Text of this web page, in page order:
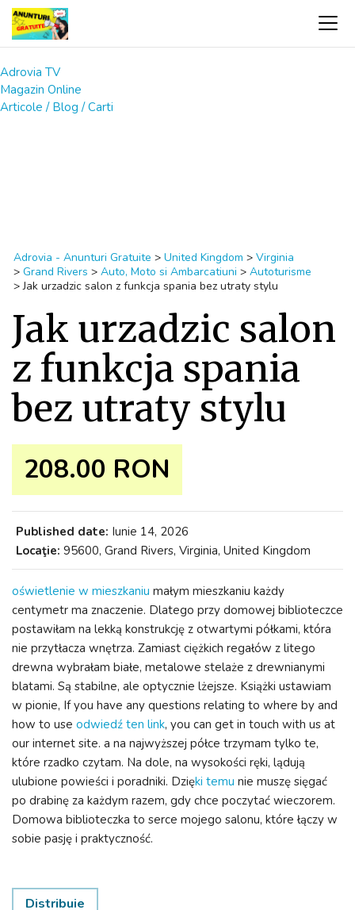
Adrovia TV
Magazin Online
Articole / Blog / Carti
Adrovia - Anunturi Gratuite > United Kingdom > Virginia
> Grand Rivers > Auto, Moto si Ambarcatiuni > Autoturisme
>Jak urzadzic salon z funkcja spania bez utraty stylu
Jak urzadzic salon
z funkcja spania
bez utraty stylu
208.00 RON
Published date: Iunie 14, 2026
Locaţie: 95600, Grand Rivers, Virginia, United Kingdom
oświetlenie w mieszkaniu małym mieszkaniu każdy
centymetr ma znaczenie. Dlatego przy domowej biblioteczce
postawiłam na lekką konstrukcję z otwartymi półkami, która
nie przytłacza wnętrza. Zamiast ciężkich regałów z litego
drewna wybrałam białe, metalowe stelaże z drewnianymi
blatami. Są stabilne, ale optycznie lżejsze. Książki ustawiam
w pionie, If you have any questions relating to where by and
how to use odwiedź ten link, you can get in touch with us at
our internet site. a na najwyższej półce trzymam tylko te,
które rzadko czytam. Na dole, na wysokości ręki, lądują
ulubione powieści i poradniki. Dzięki temu nie muszę sięgać
po drabinę za każdym razem, gdy chce poczytać wieczorem.
Domowa biblioteczka to serce mojego salonu, które łączy w
sobie pasję i praktyczność.
Distribuie